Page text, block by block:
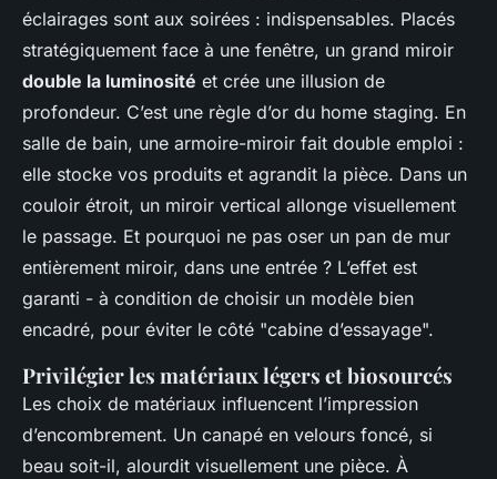
éclairages sont aux soirées : indispensables. Placés
stratégiquement face à une fenêtre, un grand miroir
double la luminosité et crée une illusion de
profondeur. C’est une règle d’or du home staging. En
salle de bain, une armoire-miroir fait double emploi :
elle stocke vos produits et agrandit la pièce. Dans un
couloir étroit, un miroir vertical allonge visuellement
le passage. Et pourquoi ne pas oser un pan de mur
entièrement miroir, dans une entrée ? L’effet est
garanti - à condition de choisir un modèle bien
encadré, pour éviter le côté "cabine d’essayage".
Privilégier les matériaux légers et biosourcés
Les choix de matériaux influencent l’impression
d’encombrement. Un canapé en velours foncé, si
beau soit-il, alourdit visuellement une pièce. À